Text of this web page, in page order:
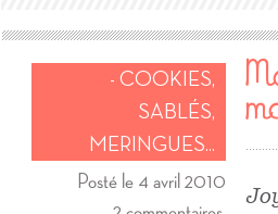
- COOKIES,
SABLÉS,
MERINGUES...
Posté le 4 avril 2010